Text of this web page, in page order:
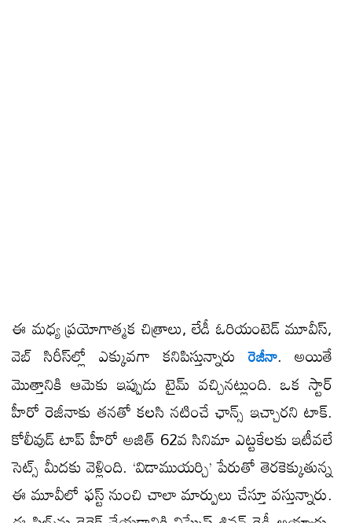
ఈ మధ్య ప్రయోగాత్మక చిత్రాలు, లేడీ ఓరియంటెడ్ మూవీస్​,
వెబ్ సిరీస్​ల్లో ఎక్కువగా కనిపిస్తున్నారురెజీనా. అయితే
మొత్తానికి ఆమెకు ఇప్పుడు టైమ్ వచ్చినట్లుంది. ఒక స్టార్
హీరో రెజీనాకు తనతో కలసి నటించే ఛాన్స్ ఇచ్చారని టాక్.
కోలీవుడ్ టాప్ హీరో అజిత్ 62వ సినిమా ఎట్టకేలకు ఇటీవలే
సెట్స్ మీదకు వెళ్లింది. ‘విడాముయర్చి’ పేరుతో తెరకెక్కుతున్న
ఈ మూవీలో ఫస్ట్ నుంచి చాలా మార్పులు చేస్తూ వస్తున్నారు.